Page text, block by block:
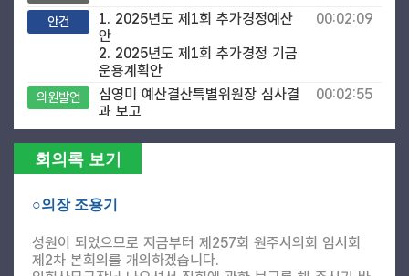
안건
1. 2025년도 제1회 추가경정예산
안
2. 2025년도 제1회 추가경정 기금
운용계획안
00:02:09
의원발언
심영미 예산결산특별위원장 심사결
과 보고
00:02:55
3. 2025년도 행정사무감사 계획서
승인의 건
00:06:28
의원발언 권아름 의회운영부위원장 보고
의원발언 문정환 행정복지위원장 보고
의원발언 김학배 산업경제위원장 보고 00:11:04
의원발언 안정민 문화도시위원장 보고 00:13:14
회의록 보기
○의장 조용기
성원이 되었으므로 지금부터 제257회 원주시의회 임시회
제2차 본회의를 개의하겠습니다.